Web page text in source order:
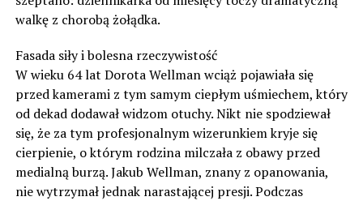
walkę z chorobą żołądka.
Fasada siły i bolesna rzeczywistość
W wieku 64 lat Dorota Wellman wciąż pojawiała się
przed kamerami z tym samym ciepłym uśmiechem, który
od dekad dodawał widzom otuchy. Nikt nie spodziewał
się, że za tym profesjonalnym wizerunkiem kryje się
cierpienie, o którym rodzina milczała z obawy przed
medialną burzą. Jakub Wellman, znany z opanowania,
nie wytrzymał jednak narastającej presji. Podczas